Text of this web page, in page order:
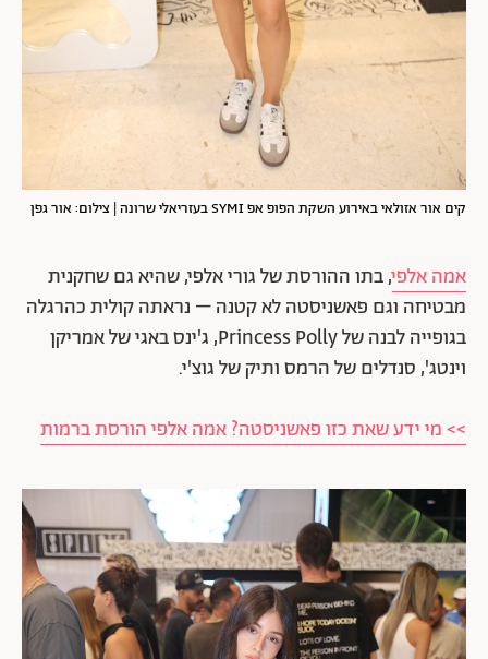
קים אור אזולאי באירוע השקת הפופ אפ SYMI בעזריאלי שרונה | צילום: אור גפן
אמה אלפי, בתו ההורסת של גורי אלפי, שהיא גם שחקנית
מבטיחה וגם פאשניסטה לא קטנה – נראתה קולית כהרגלה
בגופייה לבנה של Princess Polly, ג'ינס באגי של אמריקן
וינטג', סנדלים של הרמס ותיק של גוצ'י.
>> מי ידע שאת כזו פאשניסטה? אמה אלפי הורסת ברמות